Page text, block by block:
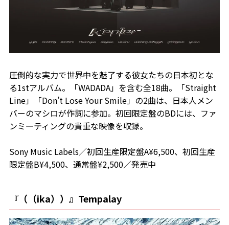
圧倒的な実力で世界中を魅了する彼女たちの日本初とな
る1stアルバム。「WADADA」を含む全18曲。「Straight
Line」「Don’t Lose Your Smile」の2曲は、日本人メン
バーのマシロが作詞に参加。初回限定盤のBDには、ファ
ンミーティングの貴重な映像を収録。
Sony Music Labels／初回生産限定盤A¥6,500、初回生産
限定盤B¥4,500、通常盤¥2,500／発売中
『（（ika））』Tempalay